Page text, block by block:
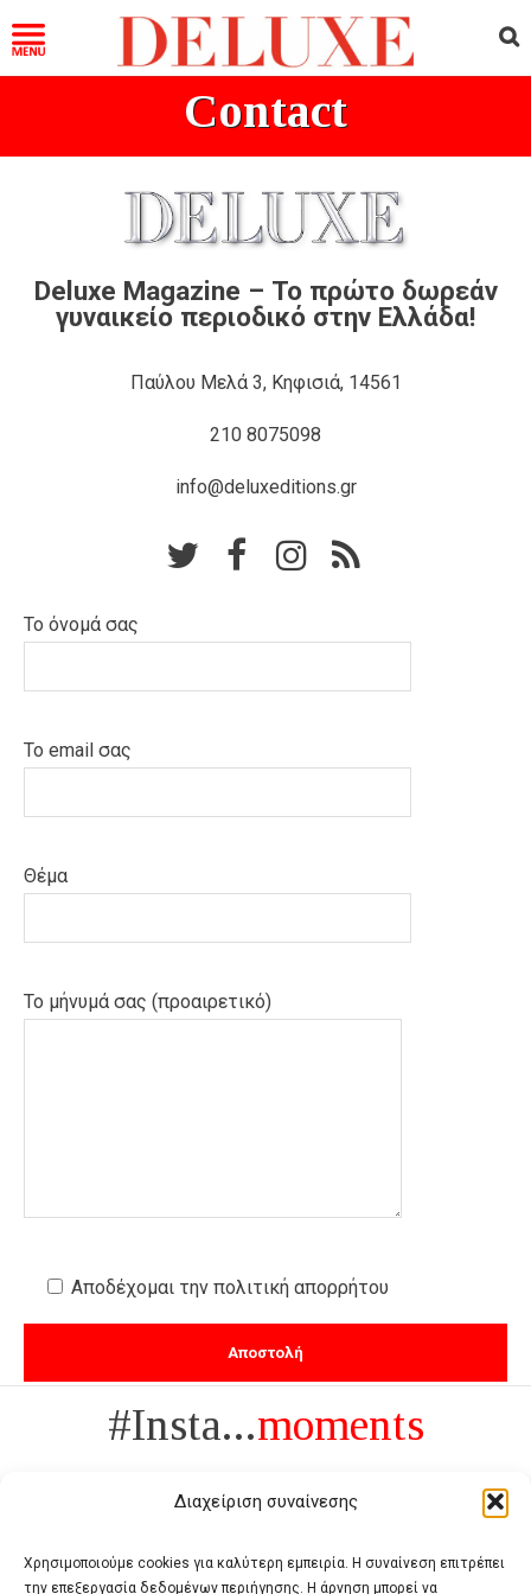
Διαχείριση συναίνεσης
Χρησιμοποιούμε cookies για καλύτερη εμπειρία. Η συναίνεση επιτρέπει
την επεξεργασία δεδομένων περιήγησης. Η άρνηση μπορεί να
Contact
Deluxe Magazine – Το πρώτο δωρεάν
γυναικείο περιοδικό στην Ελλάδα!
Παύλου Μελά 3, Κηφισιά, 14561
210 8075098
info@deluxeditions.gr
Το όνομά σας
Το email σας
Θέμα
Το μήνυμά σας (προαιρετικό)
Αποδέχομαι την πολιτική απορρήτου
#Insta...moments